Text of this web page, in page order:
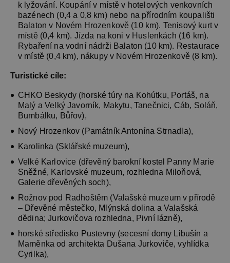
k lyžování. Koupání v místě v hotelových venkovních
bazénech (0,4 a 0,8 km) nebo na přírodním koupališti
Balaton v Novém Hrozenkově (10 km). Tenisový kurt v
místě (0,4 km). Jízda na koni v Huslenkách (16 km).
Rybaření na vodní nádrži Balaton (10 km). Restaurace
v místě (0,4 km), nákupy v Novém Hrozenkově (8 km).
Turistické cíle:
CHKO Beskydy (horské túry na Kohútku, Portáš, na
Malý a Velký Javorník, Makytu, Tanečnici, Cáb, Soláň,
Bumbálku, Bůřov),
Nový Hrozenkov (Památník Antonína Strnadla),
Karolinka (Sklářské muzeum),
Velké Karlovice (dřevěný barokní kostel Panny Marie
Sněžné, Karlovské muzeum, rozhledna Miloňová,
Galerie dřevěných soch),
Rožnov pod Radhoštěm (Valašské muzeum v přírodě
– Dřevěné městečko, Mlýnská dolina a Valašská
dědina; Jurkovičova rozhledna, Pivní lázně),
horské středisko Pustevny (secesní domy Libušín a
Maměnka od architekta Dušana Jurkoviče, vyhlídka
Cyrilka),